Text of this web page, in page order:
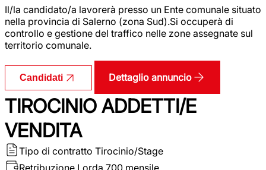
Il/la candidato/a lavorerà presso un Ente comunale situato
nella provincia di Salerno (zona Sud).Si occuperà di
controllo e gestione del traffico nelle zone assegnate sul
territorio comunale.
Candidati Dettaglio annuncio
TIROCINIO ADDETTI/E
VENDITA
Tipo di contratto Tirocinio/Stage
Retribuzione Lorda 700 mensile